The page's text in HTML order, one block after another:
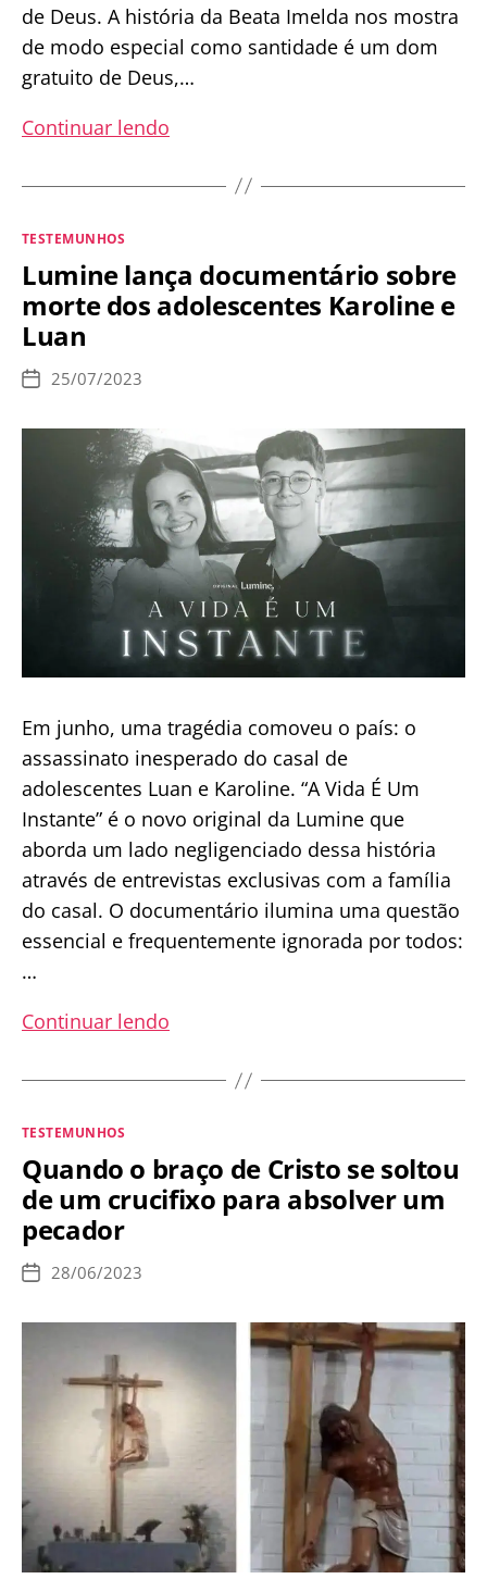
de Deus. A história da Beata Imelda nos mostra
de modo especial como santidade é um dom
gratuito de Deus,…
Continuar lendo
A
morreu
de
Categorias
TESTEMUNHOS
Lumine lança documentário sobre
morte dos adolescentes Karoline e
Luan
Data
publicação
25/07/2023
Em junho, uma tragédia comoveu o país: o
assassinato inesperado do casal de
adolescentes Luan e Karoline. “A Vida É Um
Instante” é o novo original da Lumine que
aborda um lado negligenciado dessa história
através de entrevistas exclusivas com a família
do casal. O documentário ilumina uma questão
essencial e frequentemente ignorada por todos:
…
Continuar lendo
documentário
dos
adolescentes
Categorias
TESTEMUNHOS
Quando o braço de Cristo se soltou
de um crucifixo para absolver um
pecador
Data
publicação
28/06/2023